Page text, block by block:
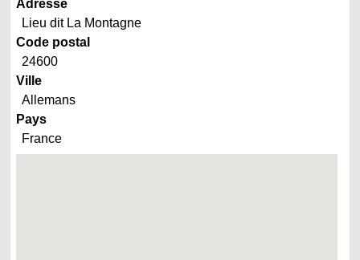
Adresse
Lieu dit La Montagne
Code postal
24600
Ville
Allemans
Pays
France